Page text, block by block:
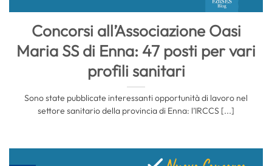
Concorsi all’Associazione Oasi
Maria SS di Enna: 47 posti per vari
profili sanitari
Sono state pubblicate interessanti opportunità di lavoro nel
settore sanitario della provincia di Enna: l’IRCCS [...]